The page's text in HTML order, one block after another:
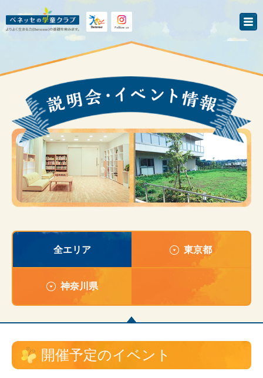
全エリア 東京都
神奈川県
開催予定のイベント